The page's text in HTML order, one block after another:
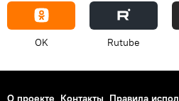
OK Rutube
О проекте Контакты Правила